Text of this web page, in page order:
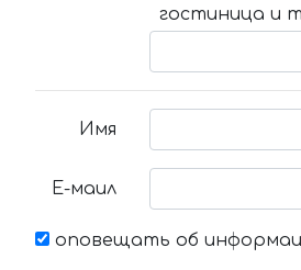
гостиница и
Имя
Е-маил
оповещать об